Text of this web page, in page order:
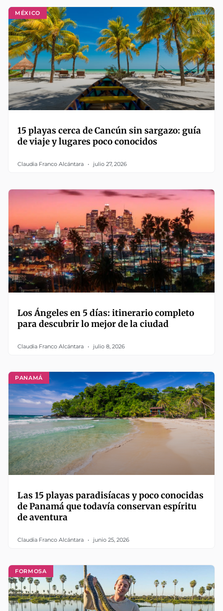
MÉXICO
15 playas cerca de Cancún sin sargazo: guía
de viaje y lugares poco conocidos
Claudia Franco Alcántara julio 27, 2026
Los Ángeles en 5 días: itinerario completo
para descubrir lo mejor de la ciudad
Claudia Franco Alcántara julio 8, 2026
PANAMÁ
Las 15 playas paradisíacas y poco conocidas
de Panamá que todavía conservan espíritu
de aventura
Claudia Franco Alcántara junio 25, 2026
FORMOSA